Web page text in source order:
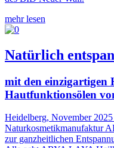
mehr lesen
Natürlich
mit den einzigartigen
Hautfunktionsölen
Heidelberg, November
Naturkosmetikmanufaktur
zur ganzheitlichen